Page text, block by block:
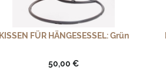
KISSEN FÜR HÄNGESESSEL: Grün
50,00 €